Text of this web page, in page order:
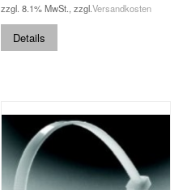
zzgl. 8.1% MwSt., zzgl.Versandkosten
Details